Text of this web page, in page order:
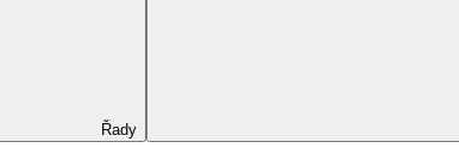
Řady